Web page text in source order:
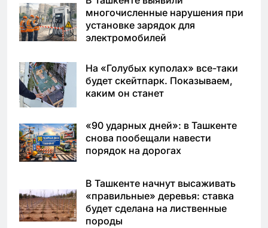
многочисленные нарушения при
установке зарядок для
электромобилей
На «Голубых куполах» все-таки
будет скейтпарк. Показываем,
каким он станет
«90 ударных дней»: в Ташкенте
снова пообещали навести
порядок на дорогах
В Ташкенте начнут высаживать
«правильные» деревья: ставка
будет сделана на лиственные
породы